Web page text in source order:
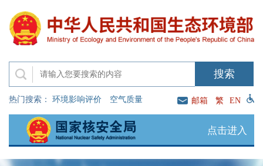
热门搜索： 环境影响评价 空气质量 邮箱 繁 EN
点击进入